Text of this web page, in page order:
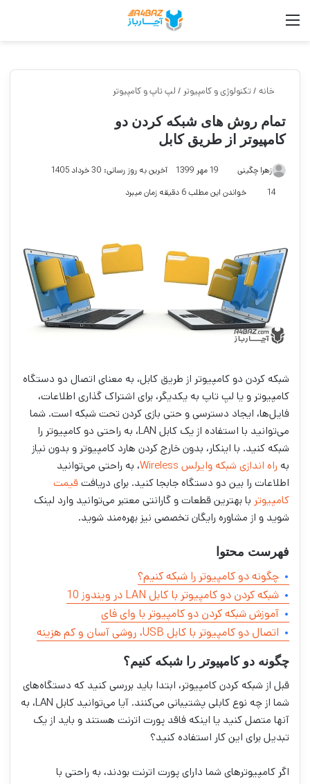
منو
خانه /تکنولوژی و کامپیوتر / لپ تاپ و کامپیوتر
تمام روش های شبکه کردن دو
کامپیوتر از طریق کابل
زهرا چگینی 19 مهر 1399
آخرین به روز رسانی: 30 خرداد 1405
14
خواندن این مطلب 6 دقیقه زمان میبرد
شبکه کردن دو کامپیوتر از طریق کابل، به معنای اتصال دو دستگاه
کامپیوتر و یا لپ تاپ به یکدیگر، برای اشتراک گذاری اطلاعات،
فایل‌ها، ایجاد دسترسی و حتی بازی کردن تحت شبکه است. شما
می‌توانید با استفاده از یک کابل LAN، به راحتی دو کامپیوتر را
شبکه کنید. با اینکار، بدون خارج کردن هارد کامپیوتر و بدون نیاز
به راه اندازی شبکه وایرلس Wireless
، به راحتی می‌توانید
اطلاعات را بین دو دستگاه جابجا کنید. برای دریافتقیمت
کامپیوتر با بهترین قطعات و گارانتی معتبر می‌توانید وارد لینک
شوید و از مشاوره رایگان تخصصی نیز بهره‌مند شوید.
فهرست محتوا
چگونه دو کامپیوتر را شبکه کنیم؟
شبكه كردن دو كامپيوتر با كابل LAN در ویندوز 10
آموزش شبكه كردن دو كامپيوتر با وای فای
اتصال دو کامپیوتر با کابل USB، روشی آسان و کم هزینه
چگونه دو کامپیوتر را شبکه کنیم؟
قبل از شبکه کردن کامپیوتر، ابتدا باید بررسی کنید که دستگاه‌های
شما از چه نوع کابلی پشتیبانی می‌کنند. آیا می‌توانید کابل LAN، به
آنها متصل کنید یا اینکه فاقد پورت اترنت هستند و باید از یک
تبدیل برای این کار استفاده کنید؟
اگر کامپیوترهای شما دارای پورت اترنت بودند، به راحتی با